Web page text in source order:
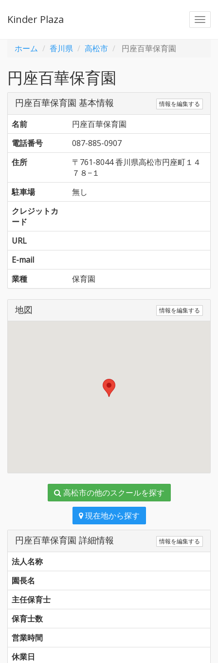
Kinder Plaza
ホーム 香川県 高松市 円座百華保育園
円座百華保育園
円座百華保育園 基本情報 情報を編集する
名前
円座百華保育園
電話番号
087-885-0907
住所
〒761-8044 香川県高松市円座町１４
７８−１
駐車場
無し
クレジットカ
ード
URL
E-mail
業種
保育園
地図 情報を編集する
高松市の他のスクールを探す
現在地から探す
円座百華保育園 詳細情報 情報を編集する
法人名称
園長名
主任保育士
保育士数
営業時間
休業日